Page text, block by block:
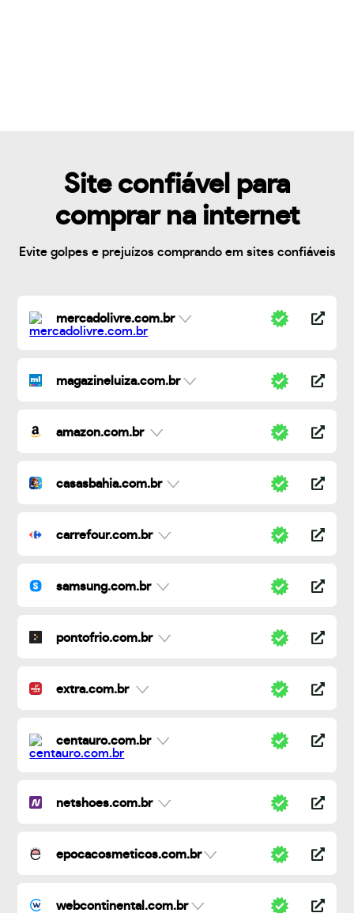
Site confiável para
comprar na internet
Evite golpes e prejuízos comprando em sites confiáveis
mercadolivre.com.br
magazineluiza.com.br
amazon.com.br
casasbahia.com.br
carrefour.com.br
samsung.com.br
pontofrio.com.br
extra.com.br
centauro.com.br
netshoes.com.br
epocacosmeticos.com.br
webcontinental.com.br